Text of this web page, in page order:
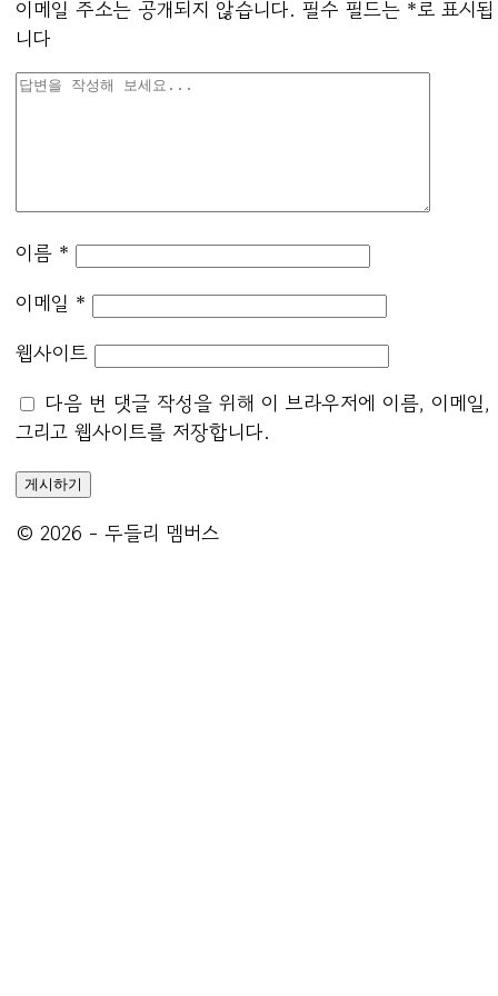
이메일 주소는 공개되지 않습니다. 필수 필드는 *로 표시됩
니다
이름 *
이메일 *
웹사이트
다음 번 댓글 작성을 위해 이 브라우저에 이름, 이메일,
그리고 웹사이트를 저장합니다.
© 2026 - 두들리 멤버스